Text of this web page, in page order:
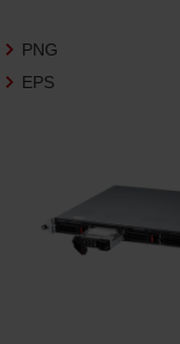
お客様
等の一
2.利用許
お客様は
合を除
PNG
EPS